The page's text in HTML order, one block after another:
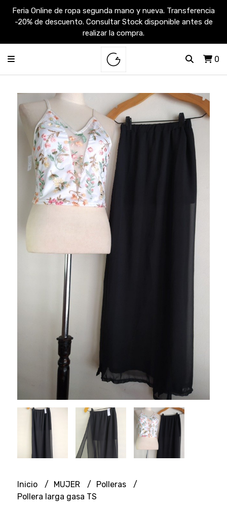
Feria Online de ropa segunda mano y nueva. Transferencia
-20% de descuento. Consultar Stock disponible antes de
realizar la compra.
0
Inicio MUJER
Polleras
Pollera larga gasa TS